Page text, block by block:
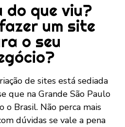
do que viu?
um site
o seu
de sites está sediada
que na Grande São Paulo
o Brasil. Não perca mais
dúvidas se vale a pena